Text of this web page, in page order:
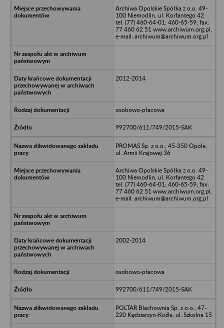
Archiwa Opolskie Spółka z o.o. 49-
100 Niemodlin, ul. Korfantego 42
tel. (77) 460-64-01; 460-65-59; fax:
77 460 62 51 www.archiwum.org.pl,
e-mail: archiwum@archiwum.org.pl
2012-2014
osobowo-płacowa
992700/611/749/2015-SAK
PROMAS Sp. z o.o., 45-350 Opole,
ul. Armii Krajowej 36
Archiwa Opolskie Spółka z o.o. 49-
100 Niemodlin, ul. Korfantego 42
tel. (77) 460-64-01; 460-65-59; fax:
77 460 62 51 www.archiwum.org.pl,
e-mail: archiwum@archiwum.org.pl
2002-2014
osobowo-płacowa
992700/611/749/2015-SAK
POLTAR Blachownia Sp. z o.o., 47-
220 Kędzierzyn-Koźle, ul. Szkolna 15